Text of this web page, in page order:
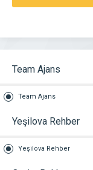
Team Ajans
Team Ajans
Yeşilova Rehber
Yeşilova Rehber